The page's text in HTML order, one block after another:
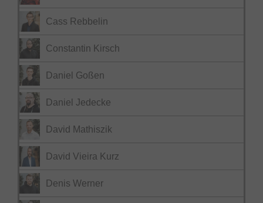
Cass Rebbelin
Constantin Kirsch
Daniel Goßen
Daniel Jedecke
David Mathiszik
David Vieira Kurz
Denis Werner